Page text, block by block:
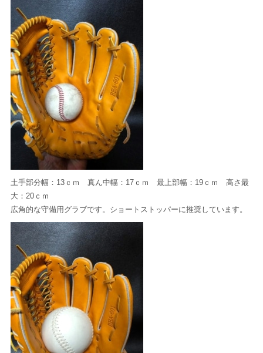
土手部分幅：13ｃｍ 真ん中幅：17ｃｍ 最上部幅：19ｃｍ 高さ最
大：20ｃｍ
広角的な守備用グラブです。ショートストッパーに推奨しています。